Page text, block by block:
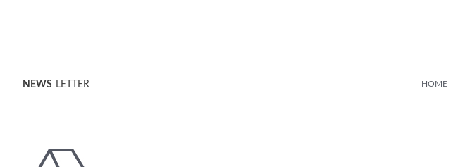
NEWS LETTER HOME